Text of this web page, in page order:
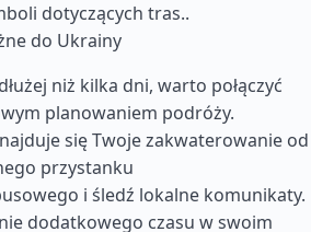
dotyczących tras..
do Ukrainy
niż kilka dni, warto połączyć
planowaniem podróży.
się Twoje zakwaterowanie od
przystanku
i śledź lokalne komunikaty.
dodatkowego czasu w swoim